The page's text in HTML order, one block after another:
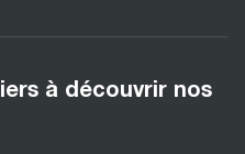
à découvrir nos